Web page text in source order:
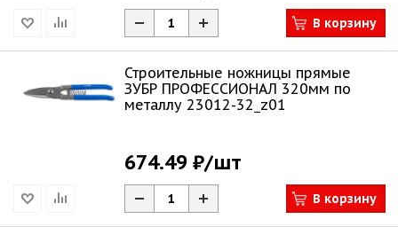
В корзину
Строительные ножницы прямые
ЗУБР ПРОФЕССИОНАЛ 320мм по
металлу 23012-32_z01
674.49 ₽/шт
В корзину